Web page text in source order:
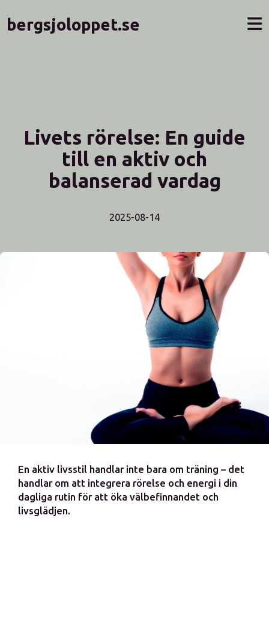
bergsjoloppet.se
Livets rörelse: En guide
till en aktiv och
balanserad vardag
2025-08-14
En aktiv livsstil handlar inte bara om träning – det
handlar om att integrera rörelse och energi i din
dagliga rutin för att öka välbefinnandet och
livsglädjen.